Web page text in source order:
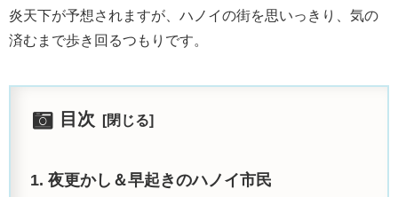
炎天下が予想されますが、ハノイの街を思いっきり、気の
済むまで歩き回るつもりです。
目次
夜更かし＆早起きのハノイ市民